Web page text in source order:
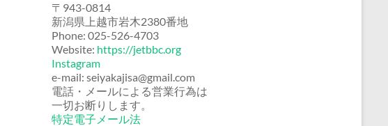
〒943-0814
新潟県上越市岩木2380番地
Phone: 025-526-4703
Website: https://jetbbc.org
Instagram
e-mail: seiyakajisa@gmail.com
電話・メールによる営業行為は
一切お断りします。
特定電子メール法